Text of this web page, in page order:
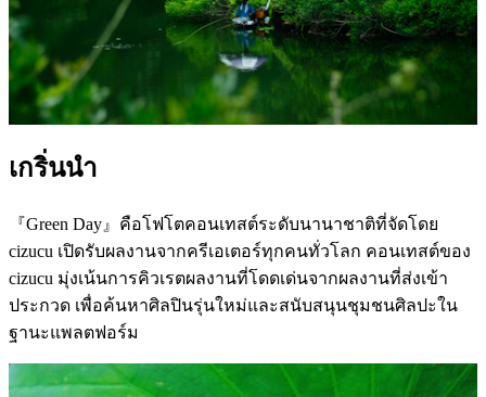
เกริ่นนำ
『Green Day』คือโฟโตคอนเทสต์ระดับนานาชาติที่จัดโดย
cizucu เปิดรับผลงานจากครีเอเตอร์ทุกคนทั่วโลก คอนเทสต์ของ
cizucu มุ่งเน้นการคิวเรตผลงานที่โดดเด่นจากผลงานที่ส่งเข้า
ประกวด เพื่อค้นหาศิลปินรุ่นใหม่และสนับสนุนชุมชนศิลปะใน
ฐานะแพลตฟอร์ม